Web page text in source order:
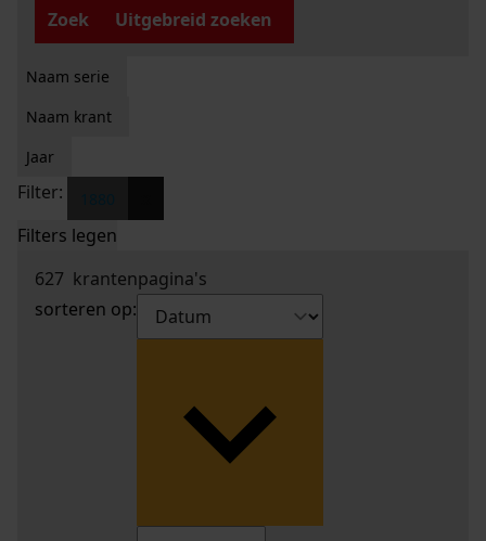
Zoek
Uitgebreid zoeken
Naam serie
Naam krant
Jaar
Filter:
Filters legen
627 krantenpagina's
sorteren op: